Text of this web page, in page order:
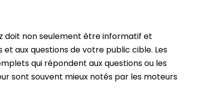
doit non seulement être informatif et
aux questions de votre public cible. Les
qui répondent aux questions ou les
sont souvent mieux notés par les moteurs